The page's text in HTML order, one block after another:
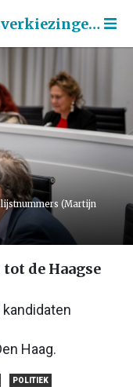
Gemeenteraadsverkiezingen 2026
lijstnummers (Martijn
de Haagse
Haag.
POLITIEK